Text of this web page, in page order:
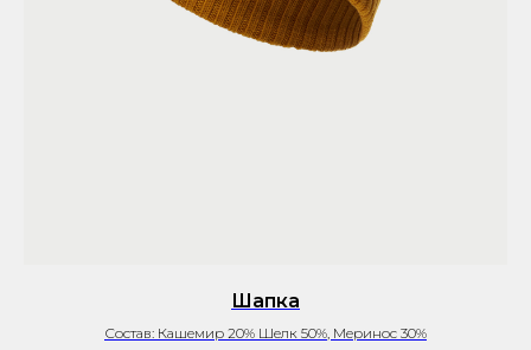
Шапка
Состав: Кашемир 20% Шелк 50%, Меринос 30%